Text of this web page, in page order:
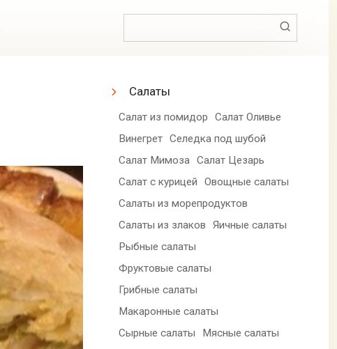
Салаты
Салат из помидор
Салат Оливье
Винегрет Селедка под шубой
Салат Мимоза Салат Цезарь
Салат с курицей
Овощные салаты
Салаты из морепродуктов
Салаты из злаков
Яичные салаты
Рыбные салаты
Фруктовые салаты
Грибные салаты
Макаронные салаты
Сырные салаты
Мясные салаты